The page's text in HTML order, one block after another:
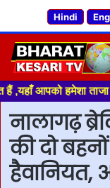
Hindi
हमेशा ताजा खबरों
नालागढ़
की दो
हैवानियत,